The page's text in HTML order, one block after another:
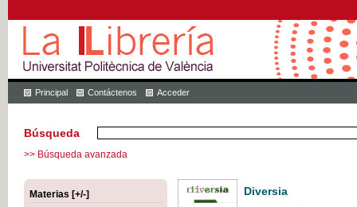
Principal Contáctenos Acceder
Búsqueda
>> Búsqueda avanzada
Materias [+/-]
Diversia